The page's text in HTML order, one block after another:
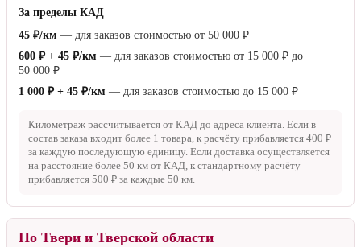
За пределы КАД
45 ₽/км — для заказов стоимостью от 50 000 ₽
600 ₽ + 45 ₽/км — для заказов стоимостью от 15 000 ₽ до
50 000 ₽
1 000 ₽ + 45 ₽/км — для заказов стоимостью до 15 000 ₽
Километраж рассчитывается от КАД до адреса клиента. Если в
состав заказа входит более 1 товара, к расчёту прибавляется 400 ₽
за каждую последующую единицу. Если доставка осуществляется
на расстояние более 50 км от КАД, к стандартному расчёту
прибавляется 500 ₽ за каждые 50 км.
По Твери и Тверской области